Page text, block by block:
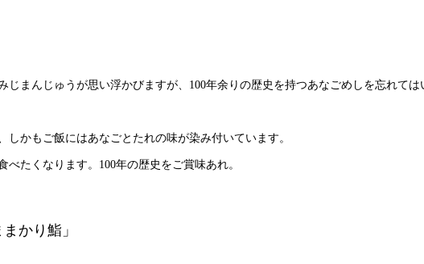
じまんじゅうが思い浮かびますが、100年余りの歴史を持つあなごめしを忘れては
かもご飯にはあなごとたれの味が染み付いています。
たくなります。100年の歴史をご賞味あれ。
かり鮨」